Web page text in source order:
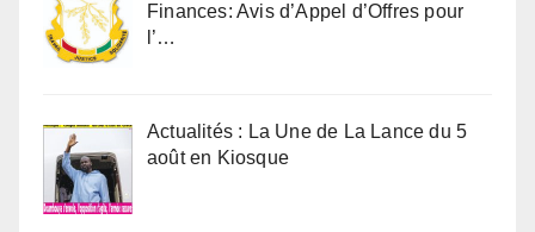
Finances: Avis d’Appel d’Offres pour
l’…
Actualités : La Une de La Lance du 5
août en Kiosque